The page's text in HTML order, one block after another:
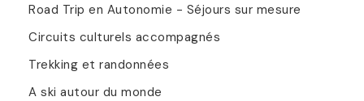
Road Trip en Autonomie - Séjours sur mesure
Circuits culturels accompagnés
Trekking et randonnées
A ski autour du monde